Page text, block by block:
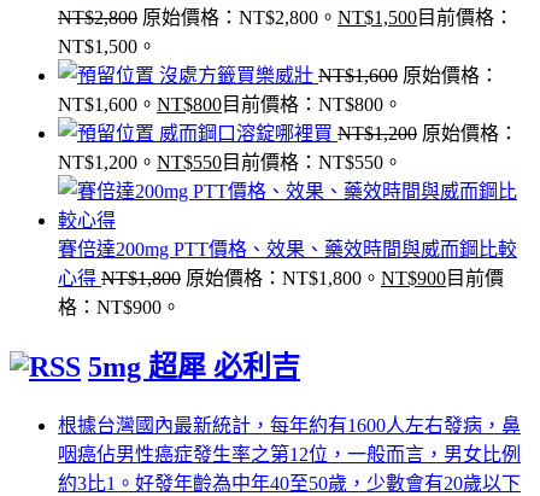
NT$2,800 原始價格：NT$2,800。 NT$1,500目前價格：
NT$1,500。
沒處方籤買樂威壯 NT$1,600 原始價格：
NT$1,600。 NT$800目前價格：NT$800。
威而鋼口溶錠哪裡買 NT$1,200 原始價格：
NT$1,200。 NT$550目前價格：NT$550。
賽倍達200mg PTT價格、效果、藥效時間與威而鋼比較
心得 NT$1,800 原始價格：NT$1,800。 NT$900目前價
格：NT$900。
5mg 超犀 必利吉
根據台灣國內最新統計，每年約有1600人左右發病，鼻
咽癌佔男性癌症發生率之第12位，一般而言，男女比例
約3比1。好發年齡為中年40至50歲，少數會有20歲以下